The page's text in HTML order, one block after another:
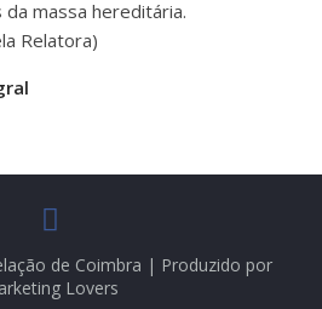
massa hereditária.
Relatora)
de Coimbra | Produzido por
Lovers